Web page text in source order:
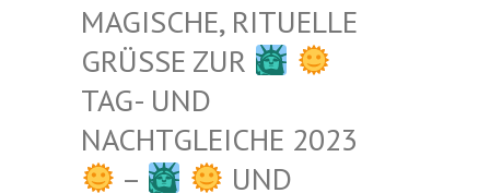
MAGISCHE, RITUELLE
GRÜSSE ZUR
TAG- UND
NACHTGLEICHE 2023
–
UND